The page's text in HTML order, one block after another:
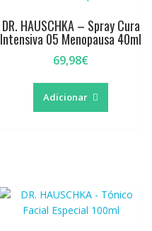
DR. HAUSCHKA – Spray Cura
Intensiva 05 Menopausa 40ml
69,98€
Adicionar